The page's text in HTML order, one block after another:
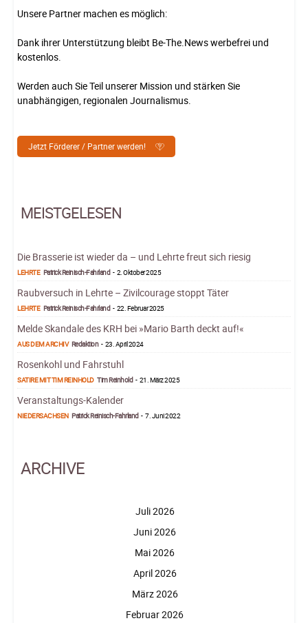
Unsere Partner machen es möglich:
Dank ihrer Unterstützung bleibt Be-The.News werbefrei und
kostenlos.
Werden auch Sie Teil unserer Mission und stärken Sie
unabhängigen, regionalen Journalismus.
Jetzt Förderer / Partner werden!
MEISTGELESEN
Die Brasserie ist wieder da – und Lehrte freut sich riesig
LEHRTE Patrick Reinisch-Fahrland - 2. Oktober 2025
Raubversuch in Lehrte – Zivilcourage stoppt Täter
LEHRTE Patrick Reinisch-Fahrland - 22. Februar 2025
Melde Skandale des KRH bei »Mario Barth deckt auf!«
AUS DEM ARCHIV Redaktion - 23. April 2024
Rosenkohl und Fahrstuhl
SATIRE MIT TIM REINHOLD Tim Reinhold - 21. März 2025
Veranstaltungs-Kalender
NIEDERSACHSEN Patrick Reinisch-Fahrland - 7. Juni 2022
ARCHIVE
Juli 2026
Juni 2026
Mai 2026
April 2026
März 2026
Februar 2026